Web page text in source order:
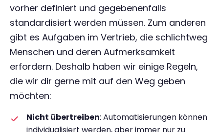
vorher definiert und gegebenenfalls
standardisiert werden müssen. Zum anderen
gibt es Aufgaben im Vertrieb, die schlichtweg
Menschen und deren Aufmerksamkeit
erfordern. Deshalb haben wir einige Regeln,
die wir dir gerne mit auf den Weg geben
möchten:
Nicht übertreiben: Automatisierungen können